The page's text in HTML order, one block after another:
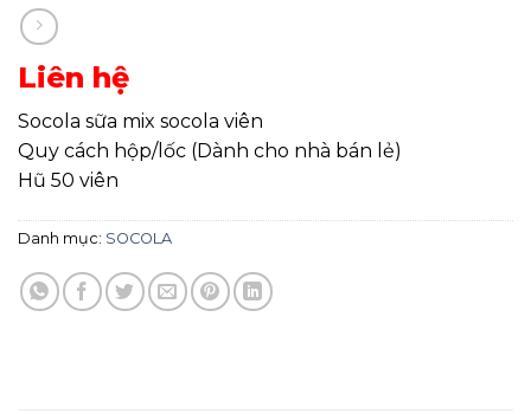
Liên hệ
Socola sữa mix socola viên
Quy cách hộp/lốc (Dành cho nhà bán lẻ)
Hũ 50 viên
Danh mục: SOCOLA